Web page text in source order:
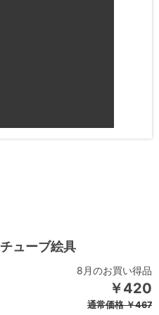
ューブ絵具
8月のお買い得品
￥420
通常価格￥467